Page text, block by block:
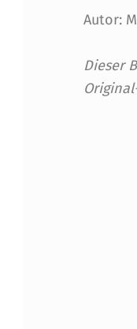
U
C
K
Autor:
Dieser